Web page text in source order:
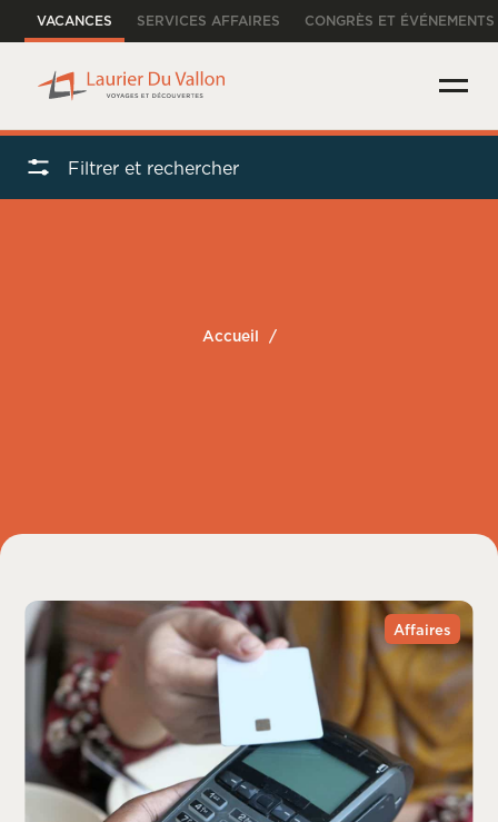
VACANCES SERVICES AFFAIRES CONGRÈS ET ÉVÉNEMENTS
Accueil /
Affaires
Filtrer et rechercher